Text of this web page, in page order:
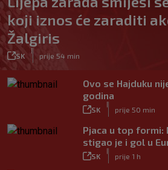
koji iznos će zaraditi
Žalgiris
SK prije 54 min
Ovo se Hajduku
godina
SK prije 50 min
Pjaca u top formi:
stigao je i gol u
SK prije 1 h